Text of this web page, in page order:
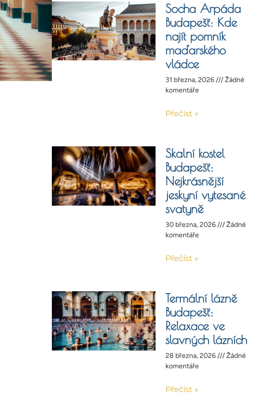
Socha Arpáda
Budapešť: Kde
najít pomník
maďarského
vládce
31 března, 2026
Žádné
komentáře
Přečíst »
Skalní kostel
Budapešť:
Nejkrásnější
jeskyní vytesané
svatyně
30 března, 2026
Žádné
komentáře
Přečíst »
Termální lázně
Budapešť:
Relaxace ve
slavných lázních
28 března, 2026
Žádné
komentáře
Přečíst »